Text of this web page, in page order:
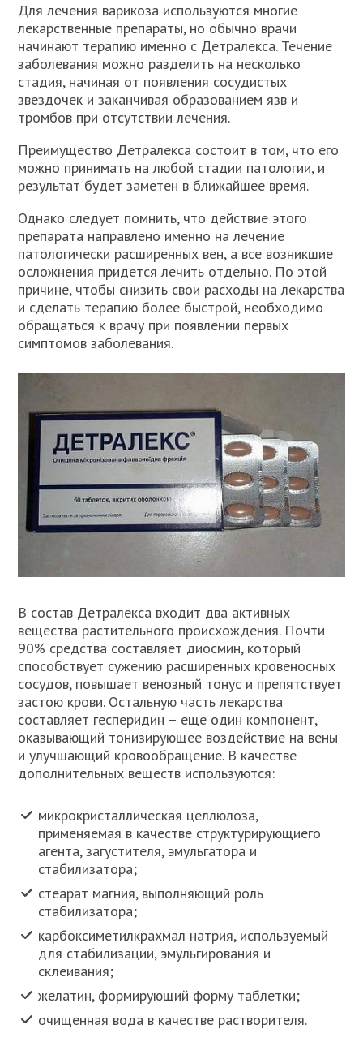
Для лечения варикоза используются многие
лекарственные препараты, но обычно врачи
начинают терапию именно с Детралекса. Течение
заболевания можно разделить на несколько
стадия, начиная от появления сосудистых
звездочек и заканчивая образованием язв и
тромбов при отсутствии лечения.
Преимущество Детралекса состоит в том, что его
можно принимать на любой стадии патологии, и
результат будет заметен в ближайшее время.
Однако следует помнить, что действие этого
препарата направлено именно на лечение
патологически расширенных вен, а все возникшие
осложнения придется лечить отдельно. По этой
причине, чтобы снизить свои расходы на лекарства
и сделать терапию более быстрой, необходимо
обращаться к врачу при появлении первых
симптомов заболевания.
В состав Детралекса входит два активных
вещества растительного происхождения. Почти
90% средства составляет диосмин, который
способствует сужению расширенных кровеносных
сосудов, повышает венозный тонус и препятствует
застою крови. Остальную часть лекарства
составляет гесперидин – еще один компонент,
оказывающий тонизирующее воздействие на вены
и улучшающий кровообращение. В качестве
дополнительных веществ используются:
микрокристаллическая целлюлоза,
применяемая в качестве структурирующиего
агента, загустителя, эмульгатора и
стабилизатора;
стеарат магния, выполняющий роль
стабилизатора;
карбоксиметилкрахмал натрия, используемый
для стабилизации, эмульгирования и
склеивания;
желатин, формирующий форму таблетки;
очищенная вода в качестве растворителя.